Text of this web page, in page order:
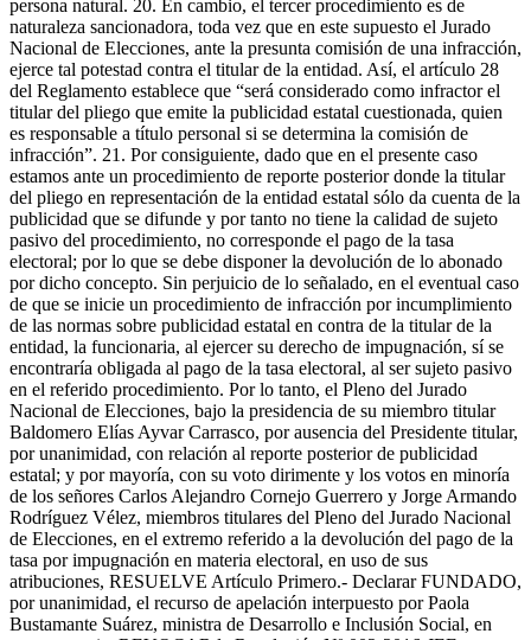
persona natural. 20. En cambio, el tercer procedimiento es de
naturaleza sancionadora, toda vez que en este supuesto el Jurado
Nacional de Elecciones, ante la presunta comisión de una infracción,
ejerce tal potestad contra el titular de la entidad. Así, el artículo 28
del Reglamento establece que “será considerado como infractor el
titular del pliego que emite la publicidad estatal cuestionada, quien
es responsable a título personal si se determina la comisión de
infracción”. 21. Por consiguiente, dado que en el presente caso
estamos ante un procedimiento de reporte posterior donde la titular
del pliego en representación de la entidad estatal sólo da cuenta de la
publicidad que se difunde y por tanto no tiene la calidad de sujeto
pasivo del procedimiento, no corresponde el pago de la tasa
electoral; por lo que se debe disponer la devolución de lo abonado
por dicho concepto. Sin perjuicio de lo señalado, en el eventual caso
de que se inicie un procedimiento de infracción por incumplimiento
de las normas sobre publicidad estatal en contra de la titular de la
entidad, la funcionaria, al ejercer su derecho de impugnación, sí se
encontraría obligada al pago de la tasa electoral, al ser sujeto pasivo
en el referido procedimiento. Por lo tanto, el Pleno del Jurado
Nacional de Elecciones, bajo la presidencia de su miembro titular
Baldomero Elías Ayvar Carrasco, por ausencia del Presidente titular,
por unanimidad, con relación al reporte posterior de publicidad
estatal; y por mayoría, con su voto dirimente y los votos en minoría
de los señores Carlos Alejandro Cornejo Guerrero y Jorge Armando
Rodríguez Vélez, miembros titulares del Pleno del Jurado Nacional
de Elecciones, en el extremo referido a la devolución del pago de la
tasa por impugnación en materia electoral, en uso de sus
atribuciones, RESUELVE Artículo Primero.- Declarar FUNDADO,
por unanimidad, el recurso de apelación interpuesto por Paola
Bustamante Suárez, ministra de Desarrollo e Inclusión Social, en